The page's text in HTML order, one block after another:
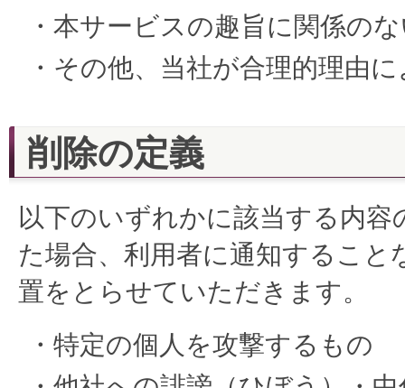
・本サービスの趣旨に関係の
・その他、当社が合理的理由
削除の定義
以下のいずれかに該当する内
た場合、利用者に通知するこ
置をとらせていただきます。
・特定の個人を攻撃するもの